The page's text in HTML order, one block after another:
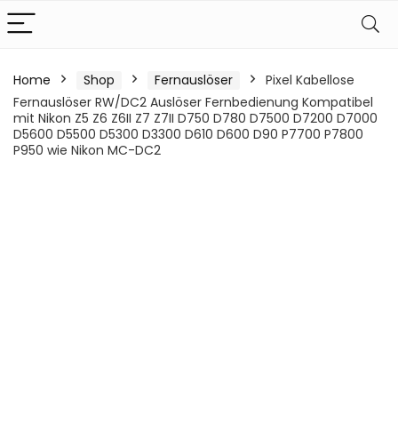
Home Shop Fernauslöser
Pixel Kabellose
Fernauslöser RW/DC2 Auslöser Fernbedienung Kompatibel
mit Nikon Z5 Z6 Z6II Z7 Z7II D750 D780 D7500 D7200 D7000
D5600 D5500 D5300 D3300 D610 D600 D90 P7700 P7800
P950 wie Nikon MC-DC2